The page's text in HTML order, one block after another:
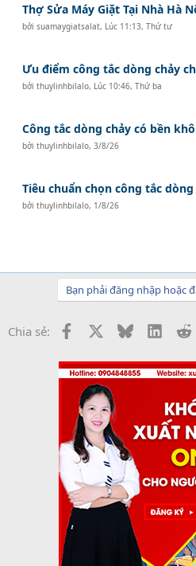
Thợ Sửa Máy Giặt Tại Nhà Hà
bởisuamaygiatsalat, Lúc 11:13, Thứ tư
Ưu điểm công tắc dòng chảy
bởithuylinhbilalo, Lúc 10:46, Thứ ba
Công tắc dòng chảy có bền
bởithuylinhbilalo,3/8/26
Tiêu chuẩn chọn công tắc
bởithuylinhbilalo, 1/8/26
Bạn phải đăng nhập hoặc
Chia sẻ: Facebook Bluesky